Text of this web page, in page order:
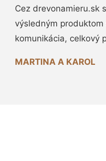
Cez drevonamieru.sk
výsledným produktom
komunikácia, celkový
MARTINA A KAROL